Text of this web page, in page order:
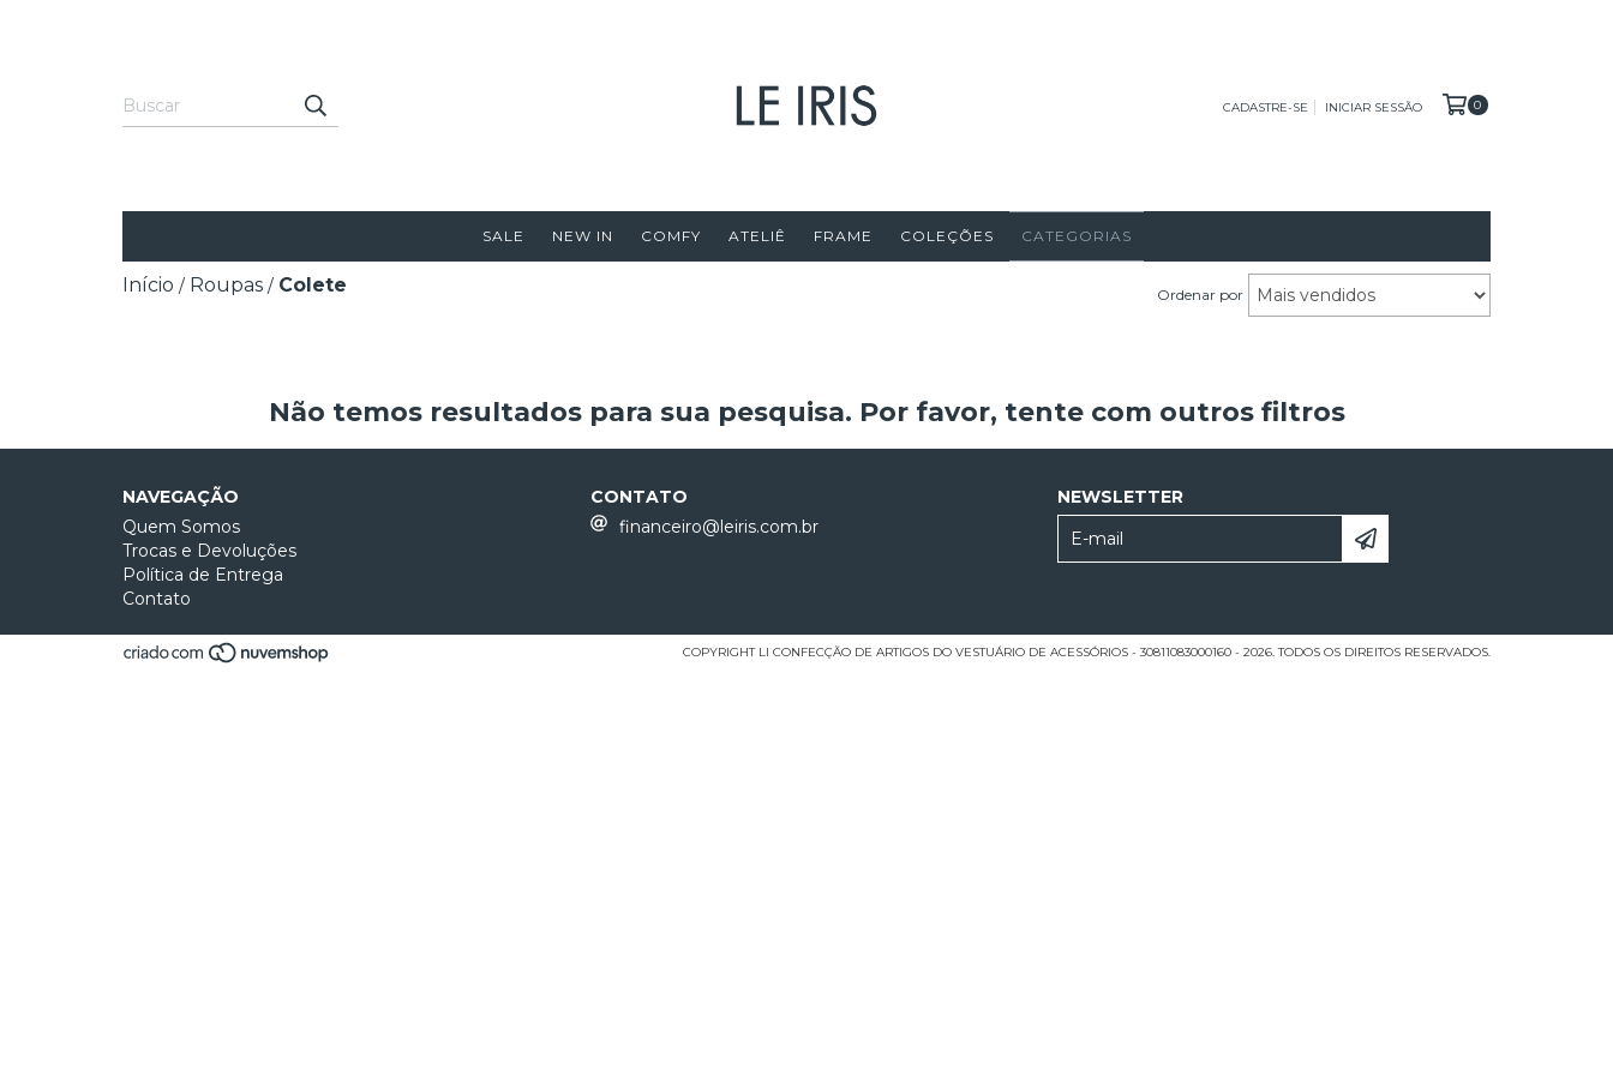
CADASTRE-SE INICIAR SESSÃO 0
SALE NEW IN COMFY ATELIÊ FRAME COLEÇÕES CATEGORIAS
Início / Roupas / Colete Ordenar por
Não temos resultados para sua pesquisa. Por favor, tente com outros filtros
NAVEGAÇÃO
Quem Somos
Trocas e Devoluções
Política de Entrega
Contato
CONTATO
financeiro@leiris.com.br
NEWSLETTER
COPYRIGHT LI CONFECÇÃO DE ARTIGOS DO VESTUÁRIO DE ACESSÓRIOS - 30811083000160 - 2026. TODOS OS DIREITOS RESERVADOS.